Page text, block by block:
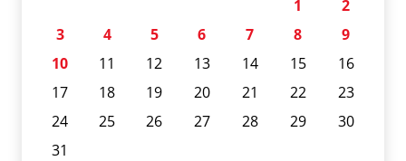
1
2
3
4 5 6 7 8
9
10
11 12 13 14 15
16
17
18 19 20 21 22
23
24
25 26 27 28 29
30
31